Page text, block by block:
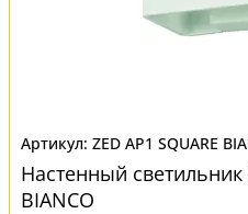
ZED AP1 SQUARE
Настенный светильник
BIANCO